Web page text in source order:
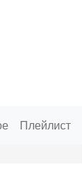
Плейлист